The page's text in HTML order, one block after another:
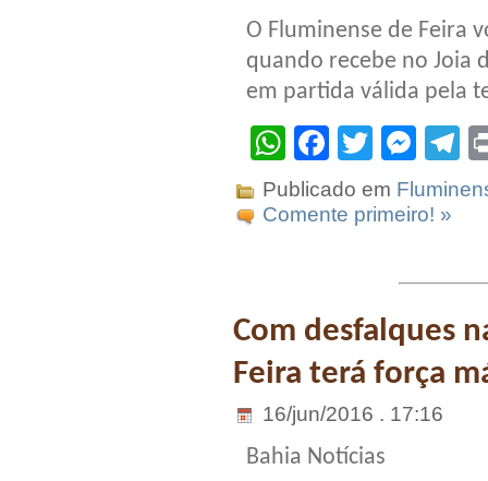
O Fluminense de Feira
quando recebe no Joia
em partida válida pela
WhatsApp
Facebook
Twitter
Publicado em
Comente primeiro! »
Com desfalques
Feira terá força
16/jun/2016 . 17:16
Bahia Notícias